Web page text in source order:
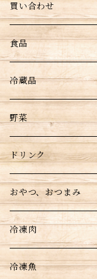
買い合わせ
食品
冷蔵品
野菜
ドリンク
おやつ、おつまみ
冷凍肉
冷凍魚